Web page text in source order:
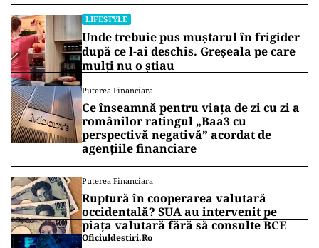
LIFESTYLE
Unde trebuie pus muștarul în frigider
după ce l-ai deschis. Greșeala pe care
mulți nu o știau
Puterea Financiara
Ce înseamnă pentru viața de zi cu zi a
românilor ratingul „Baa3 cu
perspectivă negativă” acordat de
agențiile financiare
Puterea Financiara
Ruptură în cooperarea valutară
occidentală? SUA au intervenit pe
piața valutară fără să consulte BCE
Oficiuldestiri.ro